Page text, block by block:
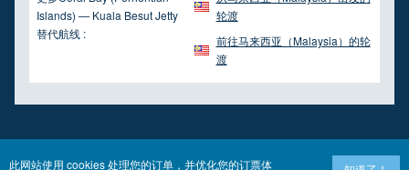
Islands) — Kuala Besut Jetty
替代航线 :
轮渡
前往马来西亚（Malaysia）的轮
渡
此网站使用 cookies 处理您的订单，并优化您的订票体